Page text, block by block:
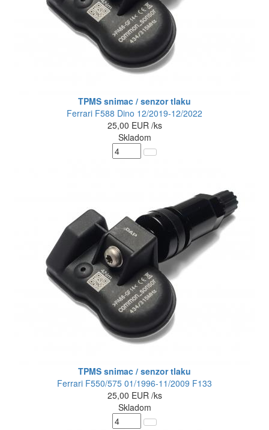
TPMS snimac / senzor tlaku
Ferrari F588 Dino 12/2019-12/2022
25,00 EUR /ks
Skladom
TPMS snimac / senzor tlaku
Ferrari F550/575 01/1996-11/2009 F133
25,00 EUR /ks
Skladom